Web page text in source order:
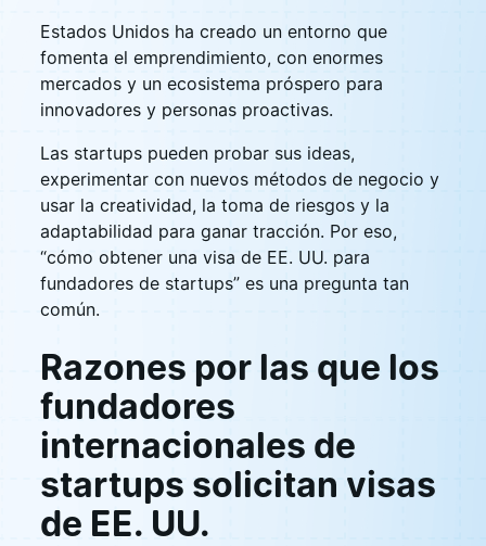
Estados Unidos ha creado un entorno que
fomenta el emprendimiento, con enormes
mercados y un ecosistema próspero para
innovadores y personas proactivas.
Las startups pueden probar sus ideas,
experimentar con nuevos métodos de negocio y
usar la creatividad, la toma de riesgos y la
adaptabilidad para ganar tracción. Por eso,
“cómo obtener una visa de EE. UU. para
fundadores de startups” es una pregunta tan
común.
Razones por las que los
fundadores
internacionales de
startups solicitan visas
de EE. UU.